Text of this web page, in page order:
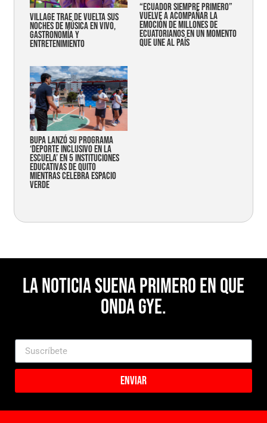
Village trae de vuelta sus
noches de música en vivo,
gastronomía y
entretenimiento
“Ecuador siempre primero”
vuelve a acompañar la
emoción de millones de
ecuatorianos en un momento
que une al país
Bupa lanzó su programa
‘Deporte Inclusivo en la
Escuela’ en 5 instituciones
educativas de Quito
mientras celebra espacio
verde
La noticia suena primero en Que
Onda Gye.
Enviar